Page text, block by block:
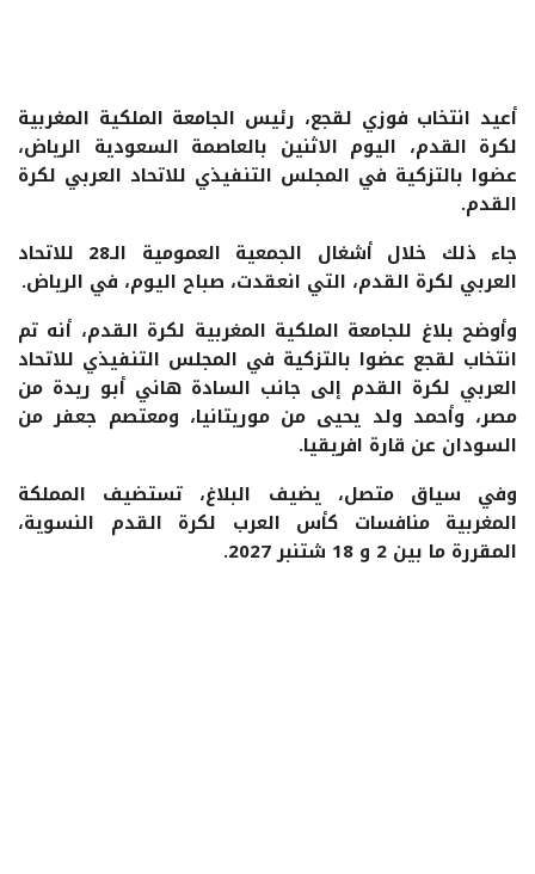
أعيد انتخاب فوزي لقجع، رئيس الجامعة الملكية المغربية
لكرة القدم، اليوم الاثنين بالعاصمة السعودية الرياض،
عضوا بالتزكية في المجلس التنفيذي للاتحاد العربي لكرة
القدم.
جاء ذلك خلال أشغال الجمعية العمومية الـ28 للاتحاد
العربي لكرة القدم، التي انعقدت، صباح اليوم، في الرياض.
وأوضح بلاغ للجامعة الملكية المغربية لكرة القدم، أنه تم
انتخاب لقجع عضوا بالتزكية في المجلس التنفيذي للاتحاد
العربي لكرة القدم إلى جانب السادة هاني أبو ريدة من
مصر، وأحمد ولد يحيى من موريتانيا، ومعتصم جعفر من
السودان عن قارة افريقيا.
وفي سياق متصل، يضيف البلاغ، تستضيف المملكة
المغربية منافسات كأس العرب لكرة القدم النسوية،
المقررة ما بين 2 و 18 شتنبر 2027.